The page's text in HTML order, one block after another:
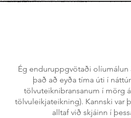
Ég enduruppgvötaði olíumálun
það að eyða tíma úti í
tölvuteiknibransanum í mörg
tölvuleikjateikning). Kannski var
alltaf við skjáinn í